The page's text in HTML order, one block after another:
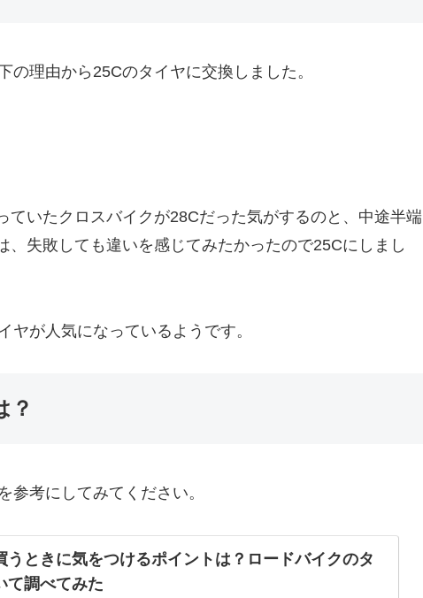
の理由から25Cのタイヤに交換しました。
ていたクロスバイクが28Cだった気がするのと、中途半端
、失敗しても違いを感じてみたかったので25Cにしまし
が人気になっているようです。
？
参考にしてみてください。
うときに気をつけるポイントは？ロードバイクのタ
て調べてみた